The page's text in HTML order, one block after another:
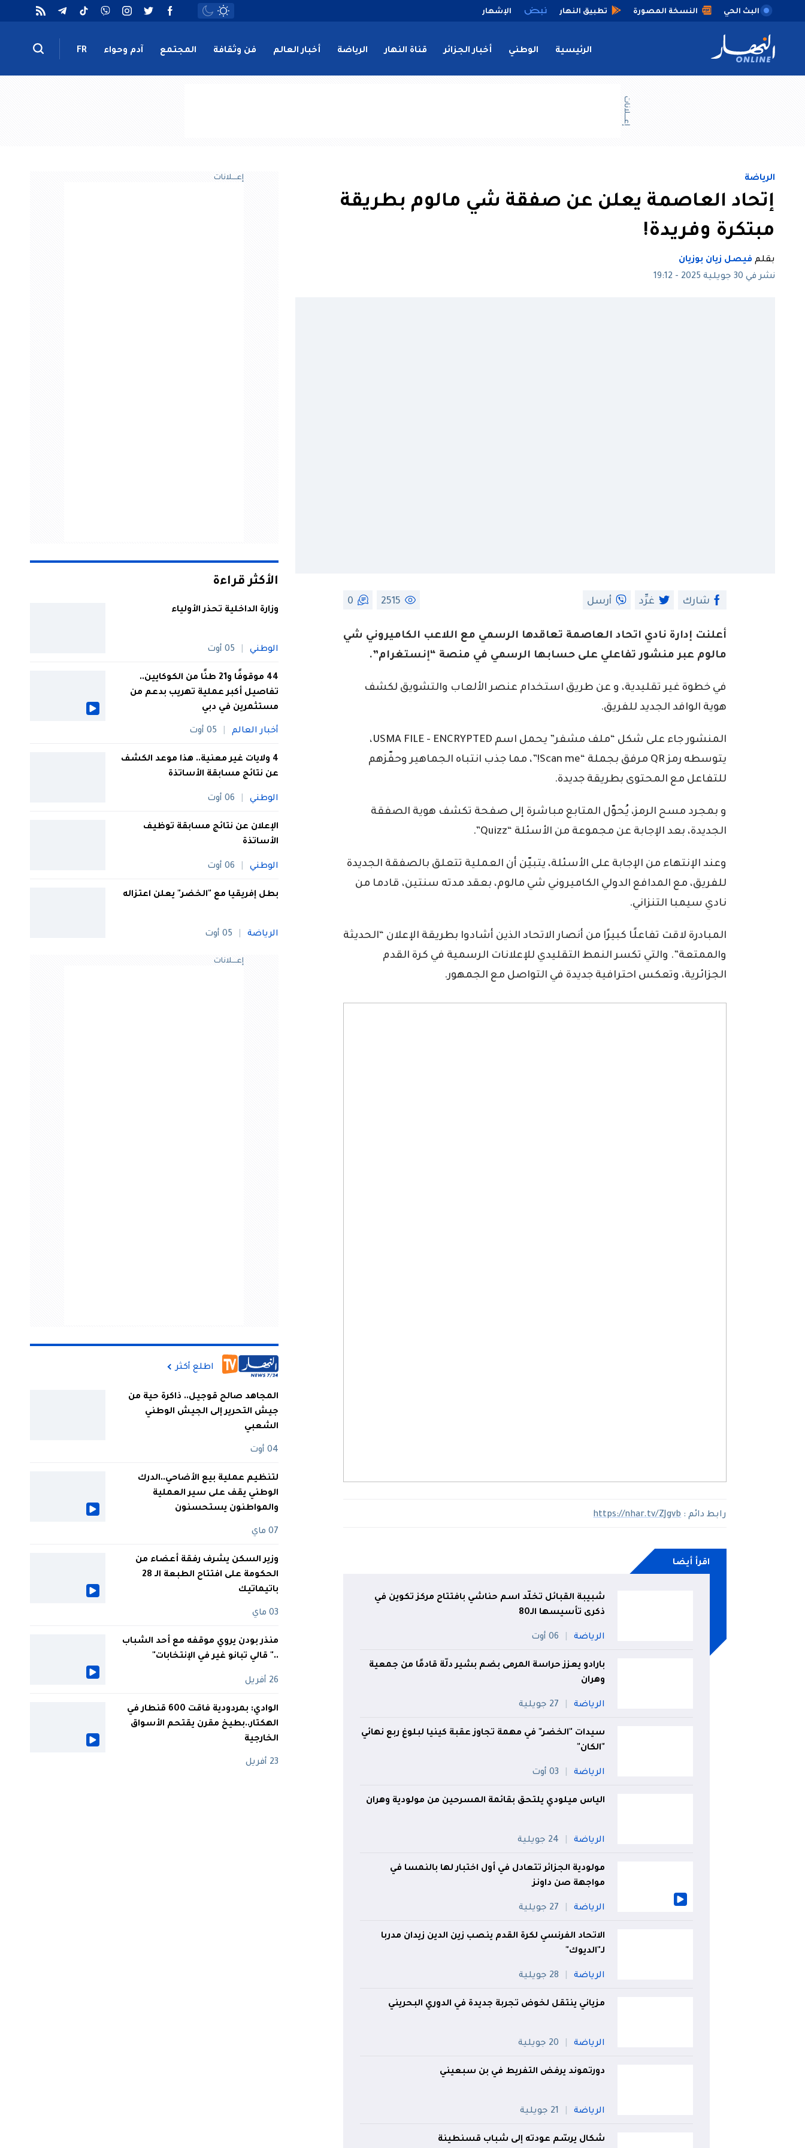
البث الحي النسخة المصورة تطبيق النهار الإشهار
الرئيسية الوطني أخبار الجزائر قناة النهار الرياضة أخبار العالم فن وثقافة المجتمع آدم وحواء FR
إعــــلانات
الرياضة
إتحاد العاصمة يعلن عن صفقة شي مالوم بطريقة
مبتكرة وفريدة!
بقلم فيصل زيان بوزيان
نشر في 30 جويلية 2025 - 19:12
شارك غرِّد أرسل 2515
0
أعلنت إدارة نادي اتحاد العاصمة تعاقدها الرسمي مع اللاعب الكاميروني شي
مالوم عبر منشور تفاعلي على حسابها الرسمي في منصة “إنستغرام”.
في خطوة غير تقليدية، و عن طريق استخدام عنصر الألعاب والتشويق لكشف
هوية الوافد الجديد للفريق.
المنشور جاء على شكل “ملف مشفر” يحمل اسم USMA FILE - ENCRYPTED،
يتوسطه رمز QR مرفق بجملة “Scan me!”، مما جذب انتباه الجماهير وحفّزهم
للتفاعل مع المحتوى بطريقة جديدة.
و بمجرد مسح الرمز، يُحوّل المتابع مباشرة إلى صفحة تكشف هوية الصفقة
الجديدة، بعد الإجابة عن مجموعة من الأسئلة “Quizz”.
وعند الإنتهاء من الإجابة على الأسئلة، يتبيّن أن العملية تتعلق بالصفقة الجديدة
للفريق، مع المدافع الدولي الكاميروني شي مالوم، بعقد مدته سنتين، قادما من
نادي سيمبا التنزاني.
المبادرة لاقت تفاعلًا كبيرًا من أنصار الاتحاد الذين أشادوا بطريقة الإعلان “الحديثة
والممتعة”. والتي تكسر النمط التقليدي للإعلانات الرسمية في كرة القدم
الجزائرية، وتعكس احترافية جديدة في التواصل مع الجمهور.
رابط دائم :https://nhar.tv/ZJgvb
اقرأ أيضا
شبيبة القبائل تخلّد اسم حناشي بافتتاح مركز تكوين في
ذكرى تأسيسها الـ80
الرياضة 06 أوت
بارادو يعزز حراسة المرمى بضم بشير دلّة قادمًا من جمعية
وهران
الرياضة 27 جويلية
سيدات "الخضر" في مهمة تجاوز عقبة كينيا لبلوغ ربع نهائي
"الكان"
الرياضة 03 أوت
الياس ميلودي يلتحق بقائمة المسرحين من مولودية وهران
الرياضة 24 جويلية
مولودية الجزائر تتعادل في أول اختبار لها بالنمسا في
مواجهة صن داونز
الرياضة 27 جويلية
الاتحاد الفرنسي لكرة القدم ينصب زين الدين زيدان مدربا
لـ"الديوك"
الرياضة 28 جويلية
مزياني ينتقل لخوض تجربة جديدة في الدوري البحريني
الرياضة 20 جويلية
دورتموند يرفض التفريط في بن سبعيني
الرياضة 21 جويلية
شكال يرسّم عودته إلى شباب قسنطينة
إعــــلانات
الأكثر قراءة
وزارة الداخلية تحذر الأولياء
الوطني 05 أوت
44 موقوفًا و21 طنًا من الكوكايين..
تفاصيل أكبر عملية تهريب بدعم من
مستثمرين في دبي
أخبار العالم 05 أوت
4 ولايات غير معنية.. هذا موعد الكشف
عن نتائج مسابقة الأساتذة
الوطني 06 أوت
الإعلان عن نتائج مسابقة توظيف
الأساتذة
الوطني 06 أوت
بطل إفريقيا مع "الخضر" يعلن اعتزاله
الرياضة 05 أوت
إعــــلانات
اطلع أكثر
المجاهد صالح قوجيل.. ذاكرة حية من
جيش التحرير إلى الجيش الوطني
الشعبي
04 أوت
لتنظيم عملية بيع الأضاحي..الدرك
الوطني يقف على سير العملية
والمواطنون يستحسنون
07 ماي
وزير السكن يشرف رفقة أعضاء من
الحكومة على افتتاح الطبعة الـ 28
باتيماتيك
03 ماي
منذر بودن يروي موقفه مع أحد الشباب
.." قالي تبانو غير في الإنتخابات"
26 أفريل
الوادي: بمردودية فاقت 600 قنطار في
الهكتار..بطيخ مقرن يقتحم الأسواق
الخارجية
23 أفريل